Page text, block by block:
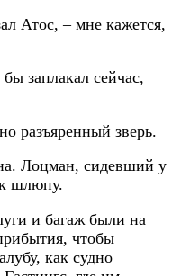
Атос, – мне кажется,
заплакал сейчас,
разъяренный зверь.
Лоцман, сидевший у
шлюпу.
и багаж были на
чтобы
как судно